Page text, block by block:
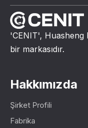
'CENIT', Huasheng
bir markasıdır.
Hakkımızda
Şirket Profili
Fabrika